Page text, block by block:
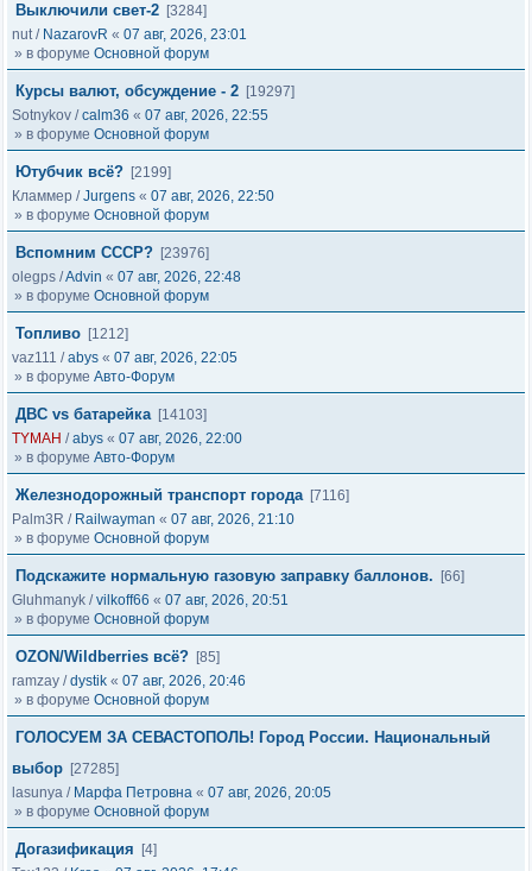
Выключили свет-2 [3284]
nut/ NazarovR « 07 авг, 2026, 23:01
» в форуме Основной форум
Курсы валют, обсуждение - 2 [19297]
Sotnykov /calm36 « 07 авг, 2026, 22:55
» в форуме Основной форум
Ютубчик всё? [2199]
Кламмер /Jurgens « 07 авг, 2026, 22:50
» в форуме Основной форум
Вспомним СССР? [23976]
olegps /Advin « 07 авг, 2026, 22:48
» в форуме Основной форум
Топливо [1212]
vaz111 /abys « 07 авг, 2026, 22:05
» в форуме Авто-Форум
ДВС vs батарейка [14103]
TYMAH /abys « 07 авг, 2026, 22:00
» в форуме Авто-Форум
Железнодорожный транспорт города [7116]
Palm3R / Railwayman « 07 авг, 2026, 21:10
» в форуме Основной форум
Подскажите нормальную газовую заправку баллонов.
[66]
Gluhmanyk /vilkoff66 « 07 авг, 2026, 20:51
» в форуме Основной форум
OZON/Wildberries всё? [85]
ramzay /dystik « 07 авг, 2026, 20:46
» в форуме Основной форум
ГОЛОСУЕМ ЗА СЕВАСТОПОЛЬ! Город России. Национальный
выбор [27285]
lasunya / Марфа Петровна « 07 авг, 2026, 20:05
» в форуме Основной форум
Догазификация
[4]